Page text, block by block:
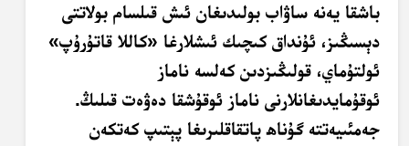
باشقا يەنە ساۋاب بولىدىغان ئىش قىلسام بولاتتى
دېسىڭىز، ئۇنداق كىچىك ئىشلارغا «كاللا قاتۇرۇپ»
ئولتۇماي، قولىڭىزدىن كەلسە ناماز
ئوقۇمايدىغانلارنى ناماز ئوقۇشقا دەۋەت قىلىڭ.
جەمئىيەتتە گۇناھ پاتقاقلىرىغا پېتىپ كەتكەن